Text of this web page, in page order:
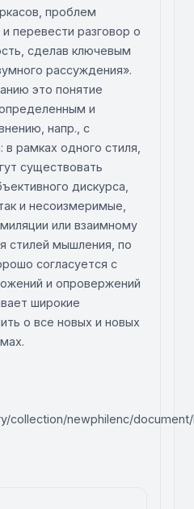
проблем
перевести разговор о
сделав ключевым
рассуждения».
это понятие
и
напр., с
в рамках одного стиля,
существовать
дискурса,
и несоизмеримые,
или взаимному
стилей мышления, по
согласуется с
и опровержений
широкие
о все новых и новых
collection/newphilenc/